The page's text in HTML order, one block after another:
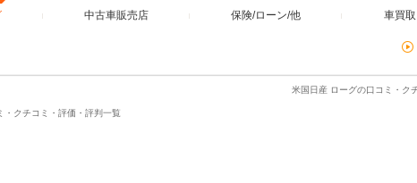
中古車販売店 保険/ローン/他 車買取
米国日産 ローグの口コミ・ク
・クチコミ・評価・評判一覧